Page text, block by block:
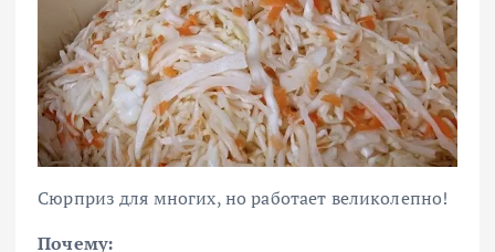
Сюрприз для многих, но работает великолепно!
Почему: